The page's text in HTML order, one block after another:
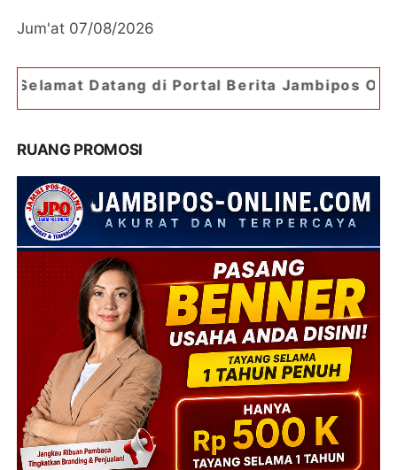
Jum'at 07/08/2026
Datang di Portal Berita Jambipos Online.
RUANG PROMOSI